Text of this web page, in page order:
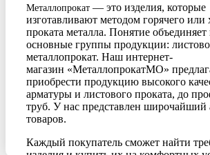
Металлопрокат — это изделия, которые
изготавливают методом горячего или
проката металла. Понятие объединяет
основные группы продукции:
металлопрокат. Наш интернет-
магазин «МеталлопрокатМО»
приобрести продукцию высокого
арматуры и листового проката, до
труб. У нас представлен широчайший
товаров.
Каждый покупатель сможет найти